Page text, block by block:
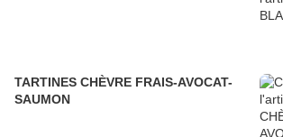
TARTINES CHÈVRE FRAIS-AVOCAT-
SAUMON